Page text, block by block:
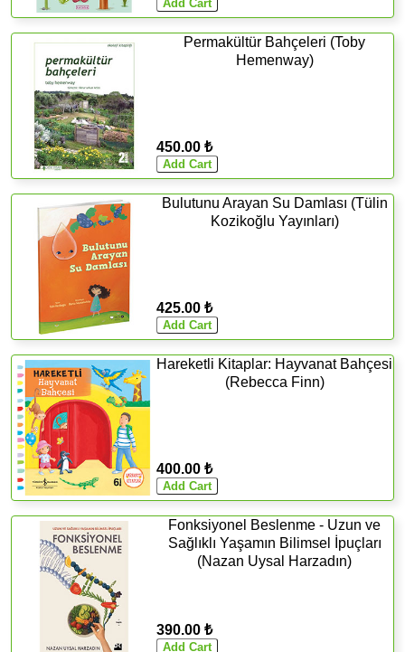
Permakültür Bahçeleri (Toby
Hemenway)
450.00 ₺
Bulutunu Arayan Su Damlası (Tülin
Kozikoğlu Yayınları)
425.00 ₺
Hareketli Kitaplar: Hayvanat Bahçesi
(Rebecca Finn)
400.00 ₺
Fonksiyonel Beslenme - Uzun ve
Sağlıklı Yaşamın Bilimsel İpuçları
(Nazan Uysal Harzadın)
390.00 ₺